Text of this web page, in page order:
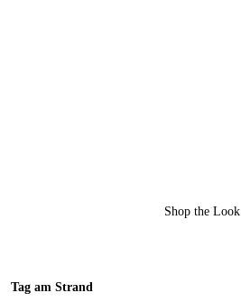
Shop the Look
Tag am Strand